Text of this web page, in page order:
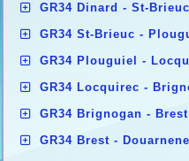
GR34 Dinard - St-Brieuc
GR34 St-Brieuc -
GR34 Plouguiel -
GR34 Locquirec -
GR34 Brignogan - Brest
GR34 Brest -